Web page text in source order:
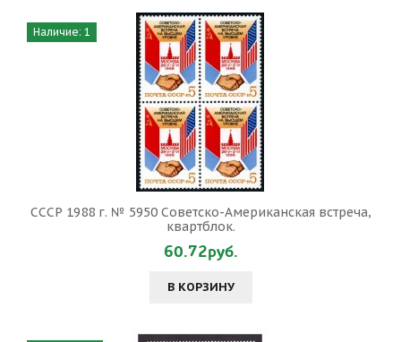
Наличие: 1
СССР 1988 г. № 5950 Советско-Американская встреча,
квартблок.
60.72руб.
В КОРЗИНУ